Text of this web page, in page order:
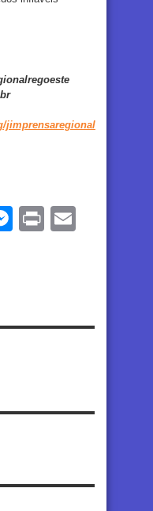
jimprensaregional
Messenger
Print